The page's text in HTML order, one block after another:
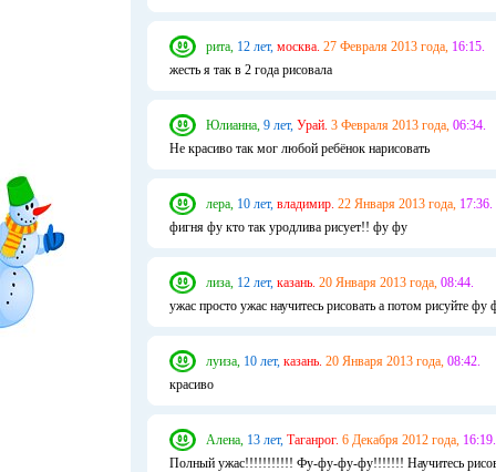
рита, 12 лет, москва. 27 Февраля 2013 года, 16:15.
жесть я так в 2 года рисовала
Юлианна, 9 лет, Урай. 3 Февраля 2013 года, 06:34.
Не красиво так мог любой ребёнок нарисовать
лера, 10 лет, владимир. 22 Января 2013 года, 17:36.
фигня фу кто так уродлива рисует!! фу фу
лиза, 12 лет, казань. 20 Января 2013 года, 08:44.
ужас просто ужас научитесь рисовать а потом рисуйте
луиза, 10 лет, казань. 20 Января 2013 года, 08:42.
красиво
Алена, 13 лет, Таганрог. 6 Декабря 2012 года, 16:19.
Полный ужас!!!!!!!!!!! Фу-фу-фу-фу!!!!!!! Научитесь